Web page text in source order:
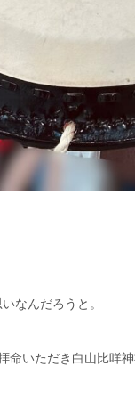
なんだろうと。
命いただき白山比咩